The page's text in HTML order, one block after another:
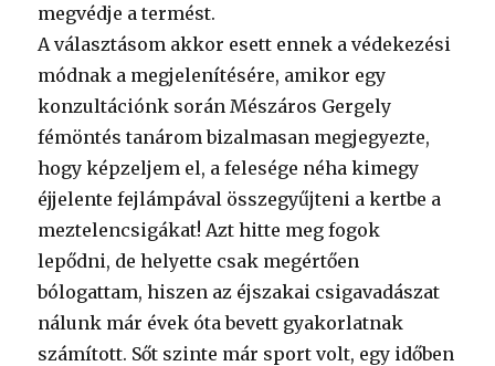
megvédje a termést.
A választásom akkor esett ennek a védekezési
módnak a megjelenítésére, amikor egy
konzultációnk során Mészáros Gergely
fémöntés tanárom bizalmasan megjegyezte,
hogy képzeljem el, a felesége néha kimegy
éjjelente fejlámpával összegyűjteni a kertbe a
meztelencsigákat! Azt hitte meg fogok
lepődni, de helyette csak megértően
bólogattam, hiszen az éjszakai csigavadászat
nálunk már évek óta bevett gyakorlatnak
számított. Sőt szinte már sport volt, egy időben